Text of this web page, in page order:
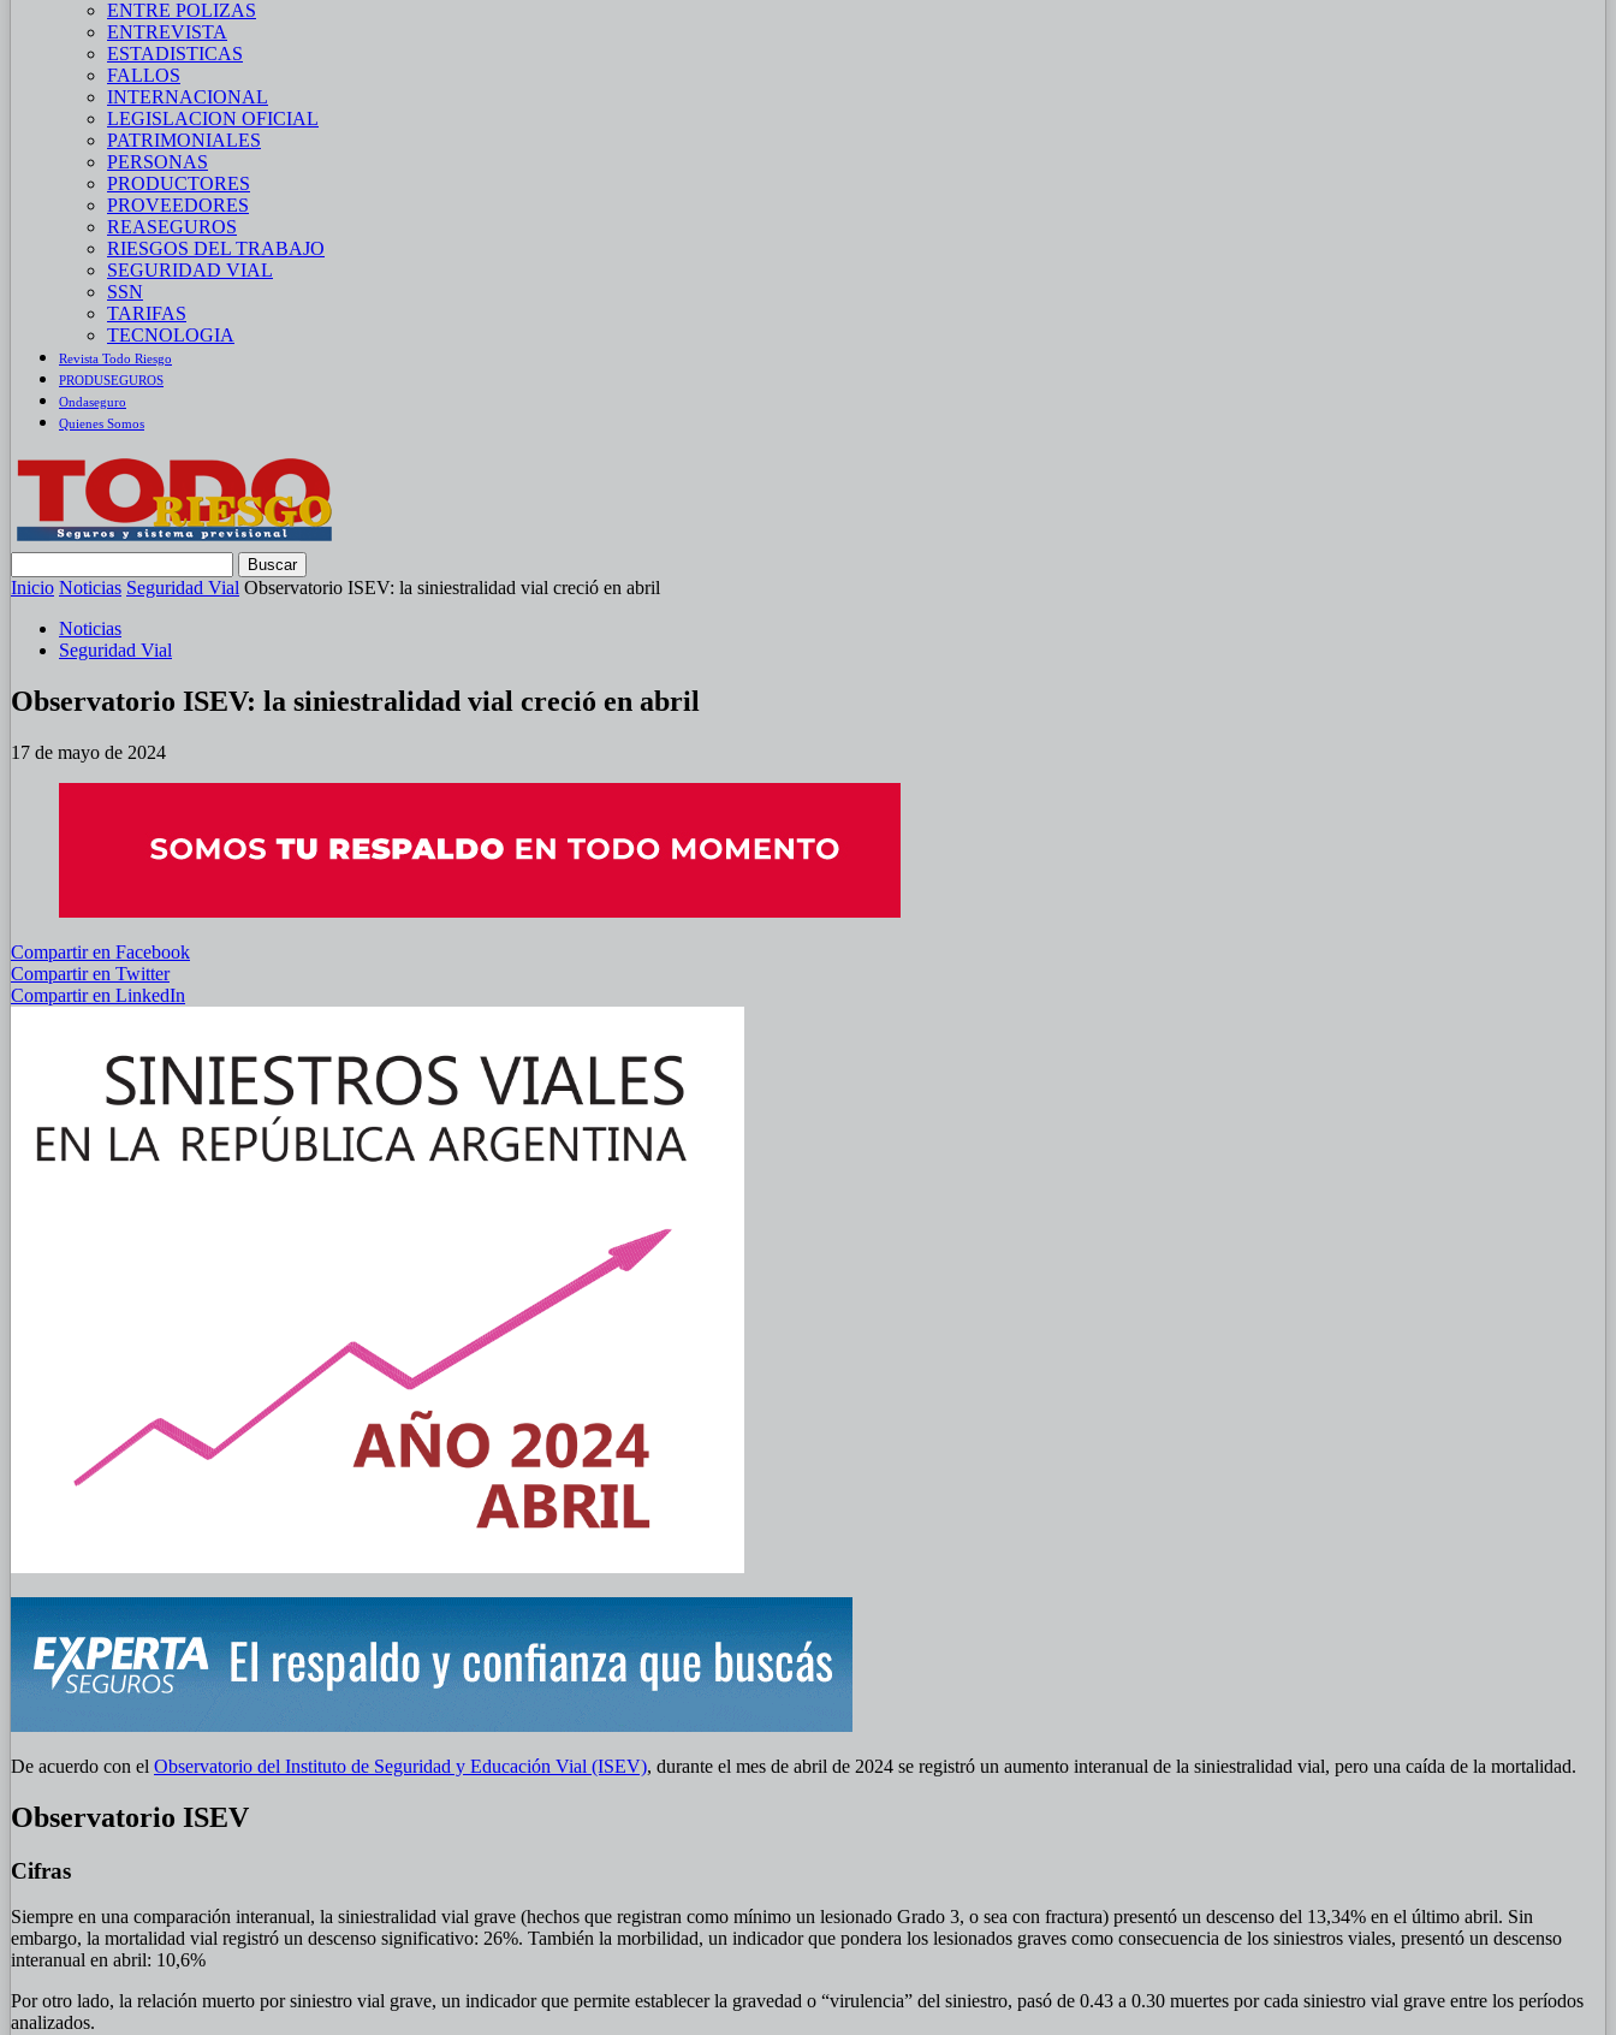
ENTRE POLIZAS
ENTREVISTA
ESTADISTICAS
FALLOS
INTERNACIONAL
LEGISLACION OFICIAL
PATRIMONIALES
PERSONAS
PRODUCTORES
PROVEEDORES
REASEGUROS
RIESGOS DEL TRABAJO
SEGURIDAD VIAL
SSN
TARIFAS
TECNOLOGIA
Revista Todo Riesgo
PRODUSEGUROS
Ondaseguro
Quienes Somos
Inicio Noticias Seguridad Vial Observatorio ISEV: la siniestralidad vial creció en abril
Noticias
Seguridad Vial
Observatorio ISEV: la siniestralidad vial creció en abril
17 de mayo de 2024
Compartir en Facebook
Compartir en Twitter
Compartir en LinkedIn
De acuerdo con el Observatorio del Instituto de Seguridad y Educación Vial (ISEV), durante el mes de abril de 2024 se registró un aumento interanual de la siniestralidad vial, pero una caída de la mortalidad.
Observatorio ISEV
Cifras
Siempre en una comparación interanual, la siniestralidad vial grave (hechos que registran como mínimo un lesionado Grado 3, o sea con fractura) presentó un descenso del 13,34% en el último abril. Sin
embargo, la mortalidad vial registró un descenso significativo: 26%. También la morbilidad, un indicador que pondera los lesionados graves como consecuencia de los siniestros viales, presentó un descenso
interanual en abril: 10,6%
Por otro lado, la relación muerto por siniestro vial grave, un indicador que permite establecer la gravedad o “virulencia” del siniestro, pasó de 0.43 a 0.30 muertes por cada siniestro vial grave entre los períodos
analizados.